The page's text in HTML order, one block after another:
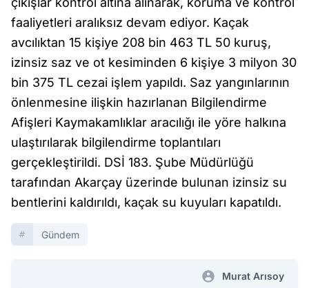
faaliyetleri aralıksız devam ediyor. Kaçak
avcılıktan 15 kişiye 208 bin 463 TL 50 kuruş,
izinsiz saz ve ot kesiminden 6 kişiye 3 milyon 30
bin 375 TL cezai işlem yapıldı. Saz yangınlarının
önlenmesine ilişkin hazırlanan Bilgilendirme
Afişleri Kaymakamlıklar aracılığı ile yöre halkına
ulaştırılarak bilgilendirme toplantıları
gerçekleştirildi. DSİ 183. Şube Müdürlüğü
tarafından Akarçay üzerinde bulunan izinsiz su
bentlerini kaldırıldı, kaçak su kuyuları kapatıldı.
Gündem
Murat Arısoy